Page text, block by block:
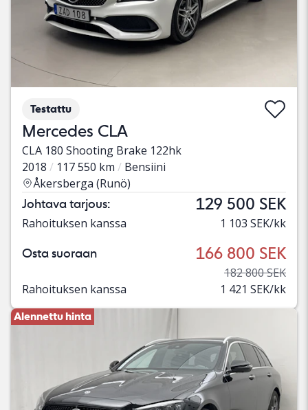
Testattu
Mercedes CLA
CLA 180 Shooting Brake 122hk
2018
117 550 km
Bensiini
Åkersberga (Runö)
Johtava tarjous: 129 500 SEK
Rahoituksen kanssa 1 103 SEK/kk
Osta suoraan 166 800 SEK
182 800 SEK
Rahoituksen kanssa
1 421 SEK/kk
Alennettu hinta